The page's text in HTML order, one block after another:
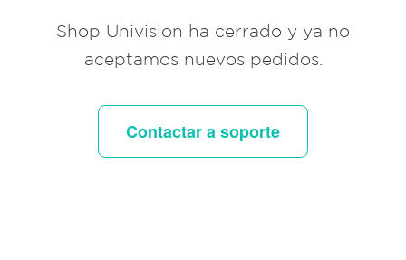
Shop Univision ha cerrado y ya no
aceptamos nuevos pedidos.
Contactar a soporte